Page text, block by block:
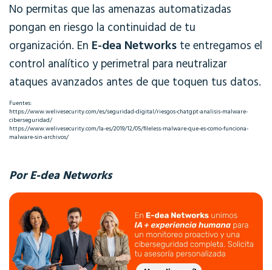
No permitas que las amenazas automatizadas
pongan en riesgo la continuidad de tu
organización. En E-dea Networks te entregamos el
control analítico y perimetral para neutralizar
ataques avanzados antes de que toquen tus datos.
Fuentes:
https://www.welivesecurity.com/es/seguridad-digital/riesgos-chatgpt-analisis-malware-
ciberseguridad/
https://www.welivesecurity.com/la-es/2019/12/05/fileless-malware-que-es-como-funciona-
malware-sin-archivos/
Por E-dea Networks